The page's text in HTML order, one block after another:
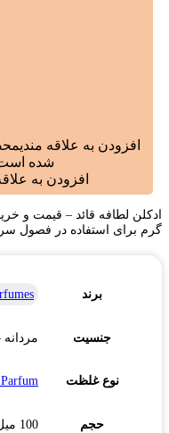
افزودن به علاقه مندی
شده
افزودن به
گرم برای استفاده در فصول
برند
جنسیت مردانه
نوع غلظت
حجم 100 میل